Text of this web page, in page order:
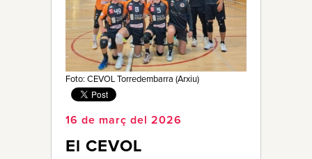
Noticies
Qui Som
Foto: CEVOL Torredembarra (Arxiu)
16 de març del 2026
El CEVOL